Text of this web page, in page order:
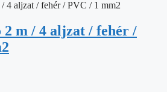
2 m / 4 aljzat / fehér /